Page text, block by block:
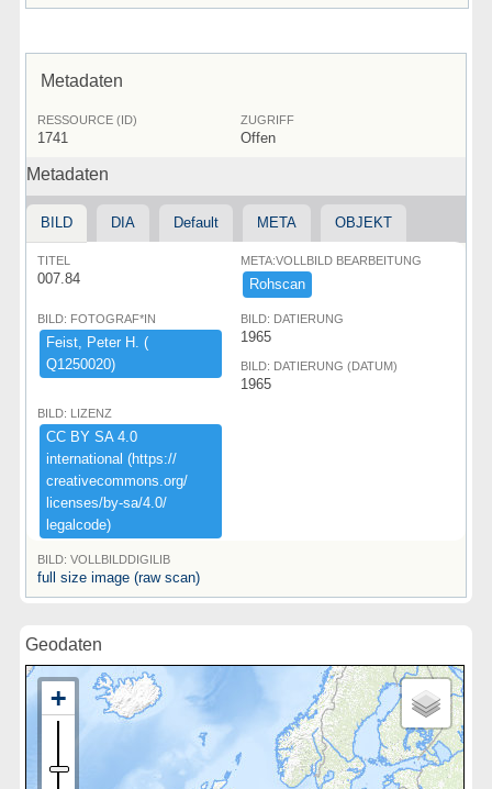
Metadaten
RESSOURCE (ID)
1741
ZUGRIFF
Offen
Metadaten
BILD DIA Default META OBJEKT
TITEL
007.84
META:VOLLBILD BEARBEITUNG
Rohscan
BILD: FOTOGRAF*IN
Feist,​ ​Peter ​H.​ ​(​
Q1250020)​
BILD: DATIERUNG
1965
BILD: DATIERUNG (DATUM)
1965
BILD: LIZENZ
CC ​BY ​SA ​4.​0 ​
international ​(​https:​/​/​
creativecommons.​org/​
licenses/​by-​sa/​4.​0/​
legalcode)​
BILD: VOLLBILDDIGILIB
full size image (raw scan)
Geodaten